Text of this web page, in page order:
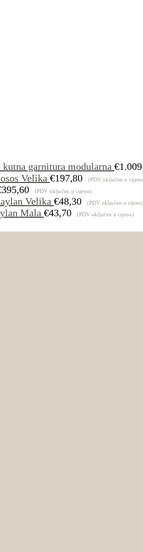
kutna garnitura modularna €
Velika €197,80 (PDV uključen u
395,60 (PDV uključen u cijenu)
Velika €48,30 (PDV uključen u cijenu)
Mala €43,70 (PDV uključen u cijenu)